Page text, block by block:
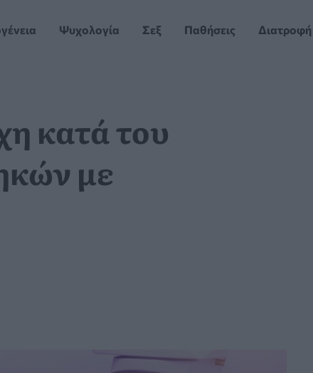
Ψυχολογία Σεξ Παθήσεις Διατροφή
κατά του
με